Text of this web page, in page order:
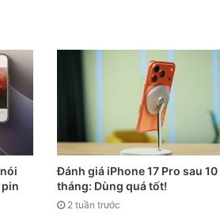
Đánh giá iPhone 17 Pro sau 10
tháng: Dùng quá tốt!
2 tuần trước